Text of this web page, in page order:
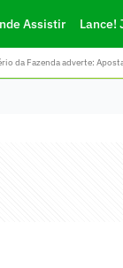
Assistir Lance!
da Fazenda adverte: